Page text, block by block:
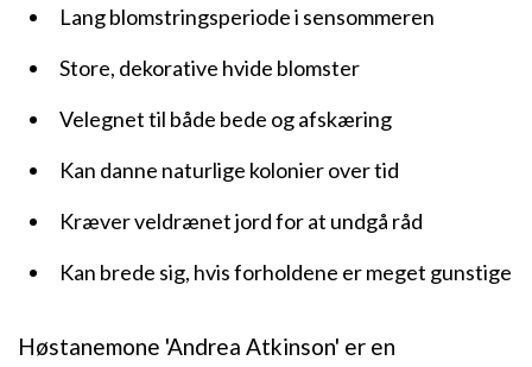
Høstanemone 'Andrea Atkinson' er en
Lang blomstringsperiode i sensommeren
Store, dekorative hvide blomster
Velegnet til både bede og afskæring
Kan danne naturlige kolonier over tid
Kræver veldrænet jord for at undgå råd
Kan brede sig, hvis forholdene er meget gunstige